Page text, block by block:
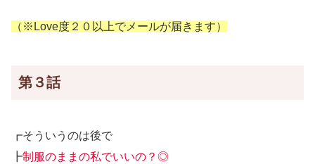
（※Love度２０以上でメールが届きます）
第３話
┏そういうのは後で
┣制服のままの私でいいの？◎